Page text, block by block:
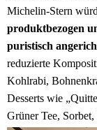
Michelin-Stern
produktbezogen
puristisch
reduzierte
Kohlrabi,
Desserts wie
Grüner Tee,